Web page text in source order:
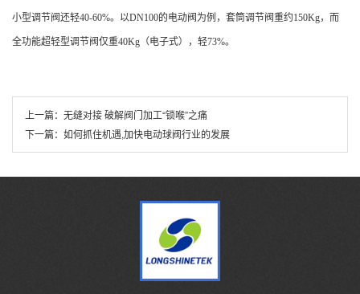
小型调节阀还轻40-60%。以DN100的电动阀为例，套筒调节阀重约150Kg，而
全功能超轻型调节阀仅重40Kg（电子式），轻73%。
上一篇： 无缝对接 破解阀门加工“锁喉”之痛
下一篇： 如何抓住机遇,加快电动球阀行业的发展